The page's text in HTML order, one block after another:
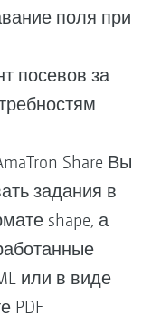
поля при
посевов за
Share Вы
задания в
shape, а
или в виде
PDF